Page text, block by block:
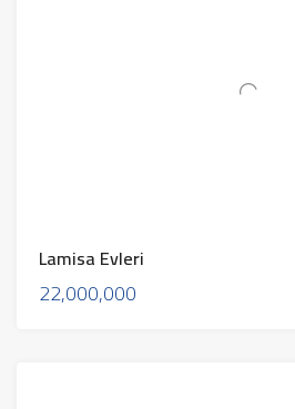
Lamisa Evleri
22,000,000